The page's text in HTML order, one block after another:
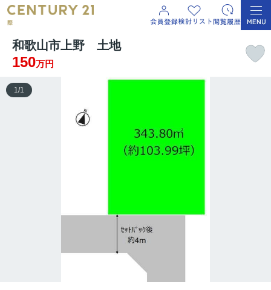
和歌山市上野 土地
150万円
1/1